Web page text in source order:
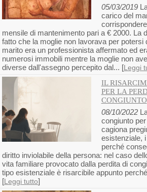
05/03/2019
carico del
mensile di mantenimento pari a € 2000. La
fatto che la moglie non lavorava per potersi
marito era un professionista affermato ed
numerosi immobili mentre la moglie non
diverse dall'assegno percepito dal... [Leggi
IL
PER LA
CONGIUNTO
08/10/2022
congiunto
cagiona
esistenziale,
perché
diritto inviolabile della persona: nel caso
vita familiare provocato dalla perdita di
tipo esistenziale è risarcibile appunto
[Leggi tutto]